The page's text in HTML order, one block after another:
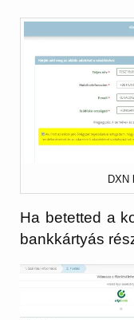
DXN
Ha betetted a
bankkártyás